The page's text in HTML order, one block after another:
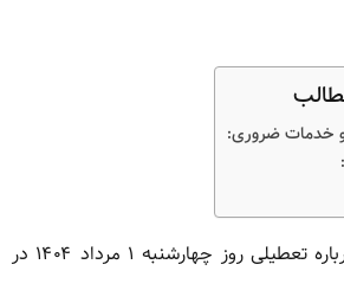
خدمات ضروری:
اطلاعیه مهم بانک‌ها درباره تعطیلی روز چهارشنبه ۱ مرداد ۱۴۰۴ در